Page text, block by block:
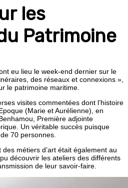
les
Patrimoine
eu lieu le week-end dernier sur le
des réseaux et connexions »,
le patrimoine maritime.
visites commentées dont l’histoire
(Marie et Aurélienne), en
Première adjointe
Un véritable succès puisque
70 personnes.
métiers d’art était également au
découvrir les ateliers des différents
de leur savoir-faire.